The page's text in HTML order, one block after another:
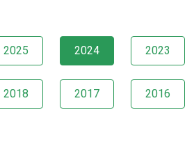
2025 2024 2023
2018 2017 2016